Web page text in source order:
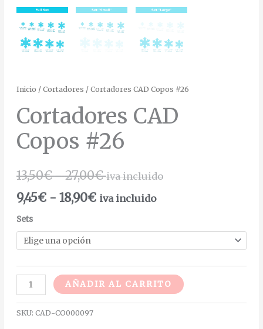
Inicio / Cortadores / Cortadores CAD Copos #26
Cortadores CAD
Copos #26
13,50€-27,00€ iva incluido
9,45€ - 18,90€ iva incluido
Sets
AÑADIR AL CARRITO
SKU: CAD-CO000097